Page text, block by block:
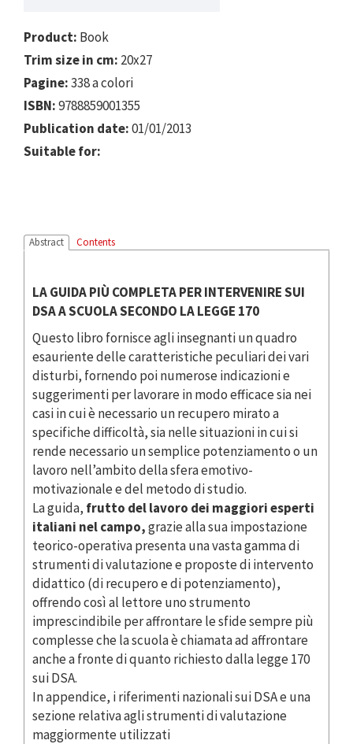
Product: Book
Trim size in cm: 20x27
Pagine:338 a colori
ISBN:9788859001355
Publication date:01/01/2013
Suitable for:
Abstract Contents
LA GUIDA PIÙ COMPLETA PER INTERVENIRE SUI
DSA A SCUOLA SECONDO LA LEGGE 170
Questo libro fornisce agli insegnanti un quadro
esauriente delle caratteristiche peculiari dei vari
disturbi, fornendo poi numerose indicazioni e
suggerimenti per lavorare in modo efficace sia nei
casi in cui è necessario un recupero mirato a
specifiche difficoltà, sia nelle situazioni in cui si
rende necessario un semplice potenziamento o un
lavoro nell’ambito della sfera emotivo-
motivazionale e del metodo di studio.
La guida, frutto del lavoro dei maggiori esperti
italiani nel campo,grazie alla sua impostazione
teorico-operativa presenta una vasta gamma di
strumenti di valutazione e proposte di intervento
didattico (di recupero e di potenziamento),
offrendo così al lettore uno strumento
imprescindibile per affrontare le sfide sempre più
complesse che la scuola è chiamata ad affrontare
anche a fronte di quanto richiesto dalla legge 170
sui DSA.
In appendice, i riferimenti nazionali sui DSA e una
sezione relativa agli strumenti di valutazione
maggiormente utilizzati